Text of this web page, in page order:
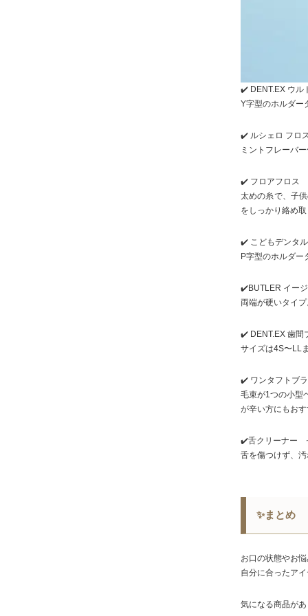
✔️ DENT.EX ウ
Y字型のホルダー
✔️ ルシェロ フロ
ミントフレーバ
✔️ フロアフロス
太めの糸で、子
をしっかり絡め
✔️ こどもデンタ
P字型のホルダー
✔️BUTLER イー
両端が硬いタイ
✔️ DENT.EX 歯間
サイズは4S〜LL
✔️ ワンタフトブ
毛束が1つの小型
が辛い方にもお
✔️舌クリーナー
舌を傷つけず、
✨まとめ
お口の状態やお
自分に合ったア
気になる商品が